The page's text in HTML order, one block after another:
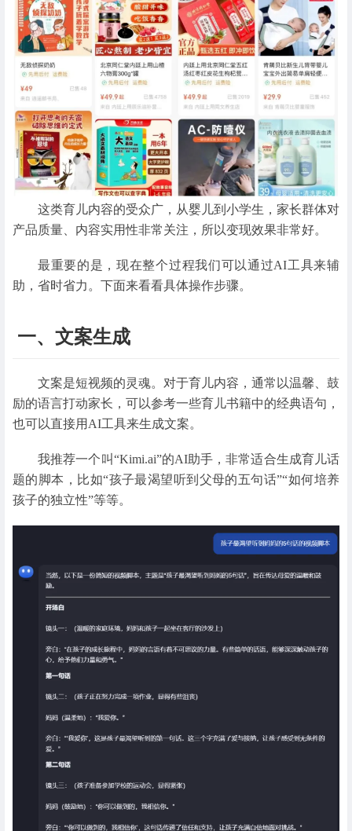
这类育儿内容的受众广，从婴儿到小学生，家长群体对
产品质量、内容实用性非常关注，所以变现效果非常好。
最重要的是，现在整个过程我们可以通过AI工具来辅
助，省时省力。下面来看看具体操作步骤。
一、文案生成
文案是短视频的灵魂。对于育儿内容，通常以温馨、鼓
励的语言打动家长，可以参考一些育儿书籍中的经典语句，
也可以直接用AI工具来生成文案。
我推荐一个叫“Kimi.ai”的AI助手，非常适合生成育儿话
题的脚本，比如“孩子最渴望听到父母的五句话”“如何培养
孩子的独立性”等等。